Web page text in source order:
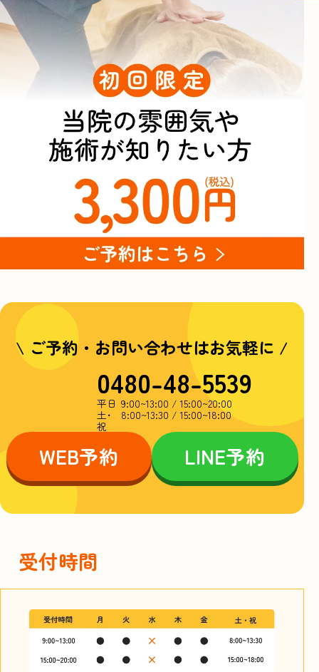
\ ご予約・お問い合わせはお気軽に /
0480-48-5539
平日 9:00~13:00 / 15:00~20:00
土･
祝
8:00~13:30 / 15:00~18:00
WEB予約 LINE予約
受付時間